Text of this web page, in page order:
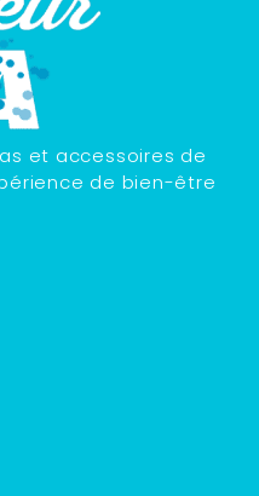
et accessoires de
de bien-être